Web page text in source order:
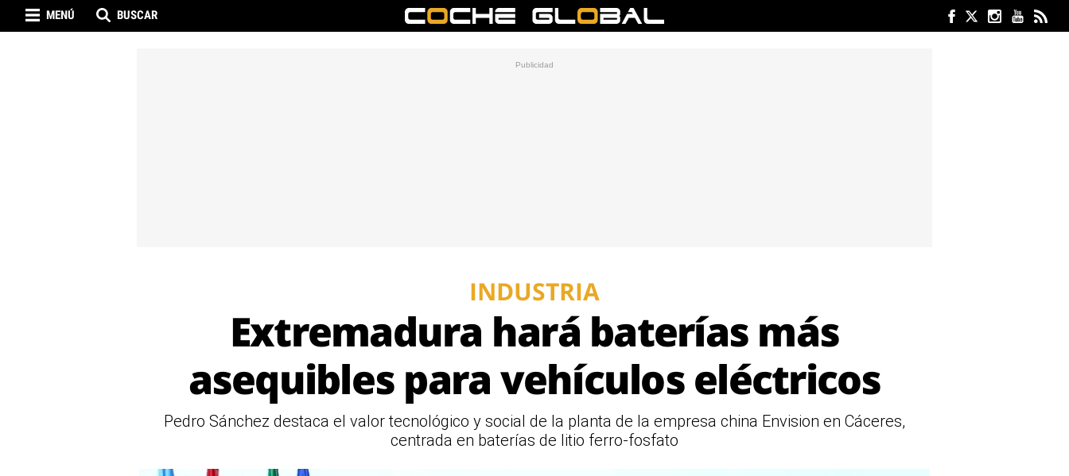
MENÚ BUSCAR
INDUSTRIA
Extremadura hará baterías más
asequibles para vehículos eléctricos
Pedro Sánchez destaca el valor tecnológico y social de la planta de la empresa china Envision en Cáceres,
centrada en baterías de litio ferro-fosfato